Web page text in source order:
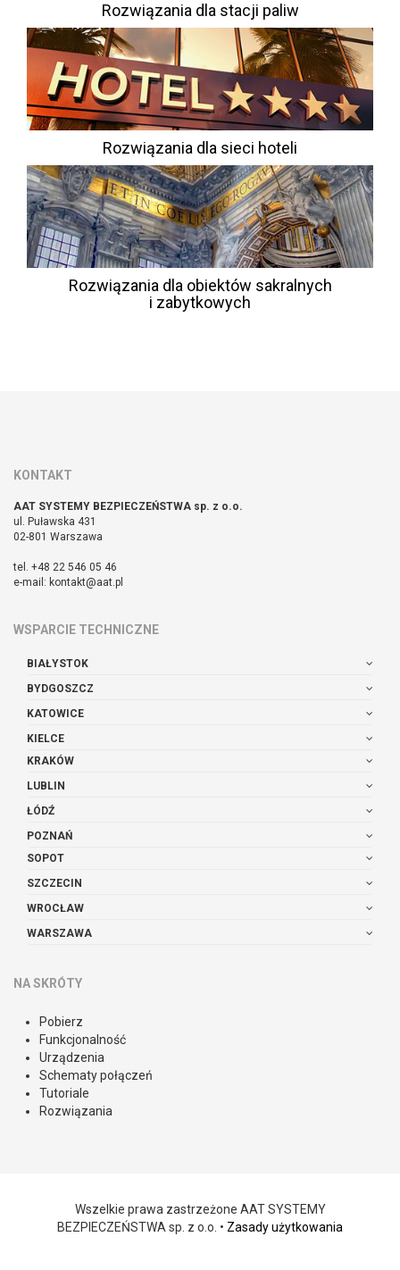
Rozwiązania dla stacji paliw
Rozwiązania dla sieci hoteli
Rozwiązania dla obiektów sakralnych
i zabytkowych
KONTAKT
AAT SYSTEMY BEZPIECZEŃSTWA sp. z o.o.
ul. Puławska 431
02-801 Warszawa
tel. +48 22 546 05 46
e-mail: kontakt@aat.pl
WSPARCIE TECHNICZNE
BIAŁYSTOK
BYDGOSZCZ
KATOWICE
KIELCE
KRAKÓW
LUBLIN
ŁÓDŹ
POZNAŃ
SOPOT
SZCZECIN
WROCŁAW
WARSZAWA
NA SKRÓTY
Pobierz
Funkcjonalność
Urządzenia
Schematy połączeń
Tutoriale
Rozwiązania
Wszelkie prawa zastrzeżone AAT SYSTEMY
BEZPIECZEŃSTWA sp. z o.o. • Zasady użytkowania